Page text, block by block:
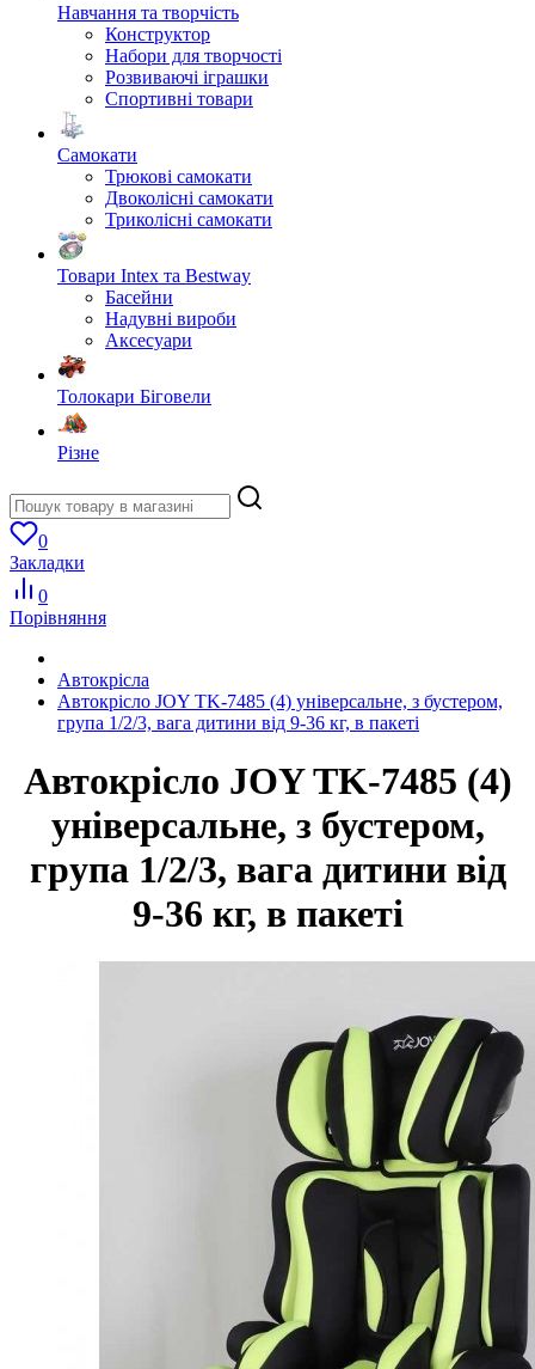
Навчання та творчість
Конструктор
Набори для творчості
Розвиваючі іграшки
Спортивні товари
Самокати
Трюкові самокати
Двоколісні самокати
Триколісні самокати
Товари Intex та Bestway
Басейни
Надувні вироби
Аксесуари
Толокари Біговели
Різне
0
Закладки
0
Порівняння
Автокрісла
Автокрісло JOY TK-7485 (4) універсальне, з бустером,
група 1/2/3, вага дитини від 9-36 кг, в пакеті
Автокрісло JOY TK-7485 (4)
універсальне, з бустером,
група 1/2/3, вага дитини від
9-36 кг, в пакеті